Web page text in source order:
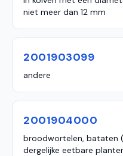
niet meer dan 12 mm
2001903099
andere
2001904000
broodwortelen, bataten
dergelijke eetbare